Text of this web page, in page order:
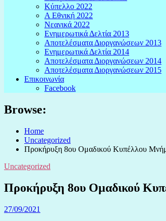
Κύπελλο 2022
Α Εθνική 2022
Νεανικά 2022
Ενημερωτικά Δελτία 2013
Αποτελέσματα Διοργανώσεων 2013
Ενημερωτικά Δελτία 2014
Αποτελέσματα Διοργανώσεων 2014
Αποτελέσματα Διοργανώσεων 2015
Επικοινωνία
Facebook
Browse:
Home
Uncategorized
Προκήρυξη 8ου Ομαδικού Κυπέλλου
Uncategorized
Προκήρυξη 8ου Ομαδικού
27/09/2021